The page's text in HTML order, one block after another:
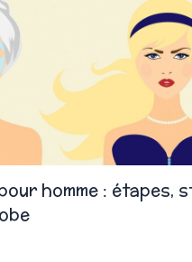
homme : étapes,